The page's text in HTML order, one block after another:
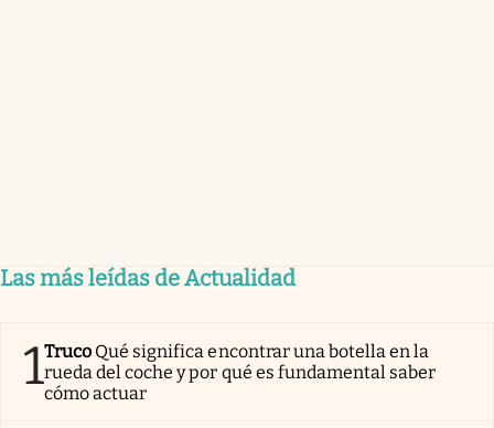
Las más leídas de Actualidad
1Truco Qué significa encontrar una botella en la
rueda del coche y por qué es fundamental saber
cómo actuar